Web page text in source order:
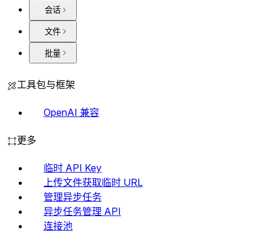
会话
文件
批量
工具包与框架
OpenAI 兼容
更多
临时 API Key
上传文件获取临时 URL
管理异步任务
异步任务管理 API
连接池